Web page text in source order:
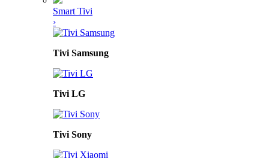
Smart Tivi
›
Tivi Samsung
Tivi LG
Tivi Sony